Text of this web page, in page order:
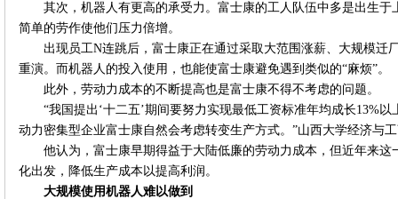
其次，机器人有更高的承受力。富士康的工人队伍中多是出生
简单的劳作使他们压力倍增。
出现员工N连跳后，富士康正在通过采取大范围涨薪、大规模迁
重演。而机器人的投入使用，也能使富士康避免遇到类似的“麻烦”。
此外，劳动力成本的不断提高也是富士康不得不考虑的问题。
“我国提出‘十二五’期间要努力实现最低工资标准年均成长13%
动力密集型企业富士康自然会考虑转变生产方式。”山西大学经济与
他认为，富士康早期得益于大陆低廉的劳动力成本，但近年来
化出发，降低生产成本以提高利润。
大规模使用机器人难以做到